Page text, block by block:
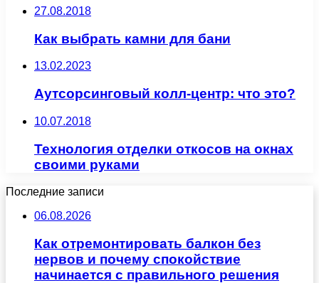
27.08.2018
Как выбрать камни для бани
13.02.2023
Аутсорсинговый колл-центр: что это?
10.07.2018
Технология отделки откосов на окнах
своими руками
Последние записи
06.08.2026
Как отремонтировать балкон без
нервов и почему спокойствие
начинается с правильного решения